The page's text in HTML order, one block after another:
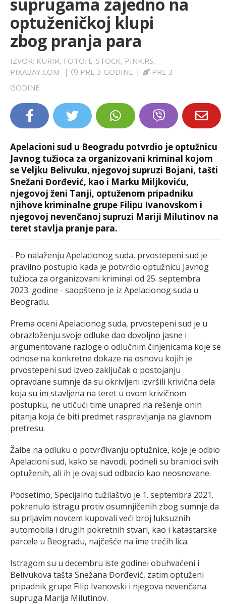
LIFESTYLE
EXTRA
optuženičkoj klupi
zbog pranja para
IZVOR: KURIR, FOTO: E-STOCK, PINK.RS,
PIXABAY.COM
| PRE 3 GODINE |
PRE 3
GODINE
Apelacioni sud u Beogradu potvrdio je optužnicu
Javnog tužioca za organizovani kriminal kojom
se Veljku Belivuku, njegovoj supruzi Bojani, tašti
Snežani Đorđević, kao i Marku Miljkoviću,
njegovoj ženi Tanji, optuženom pripadniku
njihove kriminalne grupe Filipu Ivanovskom i
njegovoj nevenčanoj supruzi Mariji Milutinov na
teret stavlja pranje para.
- Po nalaženju Apelacionog suda, prvostepeni sud je
pravilno postupio kada je potvrdio optužnicu Javnog
tužioca za organizovani kriminal od 25. septembra
2023. godine - saopšteno je iz Apelacionog suda u
Beogradu.
Prema oceni Apelacionog suda, prvostepeni sud je u
obrazloženju svoje odluke dao dovoljno jasne i
argumentovane razloge o odlučnim činjenicama koje se
odnose na konkretne dokaze na osnovu kojih je
prvostepeni sud izveo zaključak o postojanju
opravdane sumnje da su okrivljeni izvršili krivična dela
koja su im stavljena na teret u ovom krivičnom
postupku, ne utičući time unapred na rešenje onih
pitanja koja će biti predmet raspravljanja na glavnom
pretresu.
Žalbe na odluku o potvrđivanju optužnice, koje je odbio
Apelacioni sud, kako se navodi, podneli su branioci svih
optuženih, ali ih je ovaj sud odbacio kao neosnovane.
Podsetimo, Specijalno tužilaštvo je 1. septembra 2021.
pokrenulo istragu protiv osumnjičenih zbog sumnje da
su prljavim novcem kupovali veći broj luksuznih
automobila i drugih pokretnih stvari, kao i katastarske
parcele u Beogradu, najčešće na ime trećih lica.
Istragom su u decembru iste godinei obuhvaćeni i
Belivukova tašta Snežana Đorđević, zatim optuženi
pripadnik grupe Filip Ivanovski i njegova nevenčana
supruga Marija Milutinov.